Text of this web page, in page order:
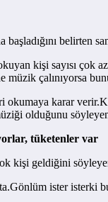
başladığını
kişi sayısı çok
çalınıyorsa
karar
olduğunu söyleyen
tüketenler var
kişi geldiğini
ister isterki